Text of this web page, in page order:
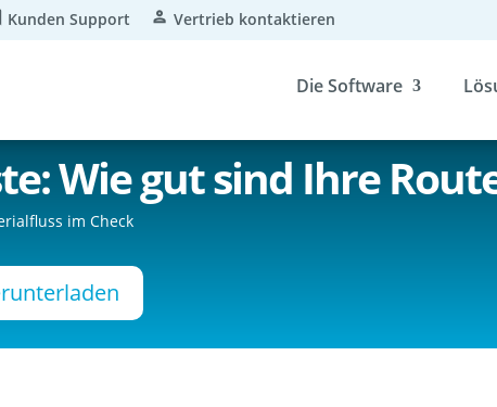
Kunden Support Vertrieb kontaktieren
Die Software
Wie gut sind Ihre
im Check